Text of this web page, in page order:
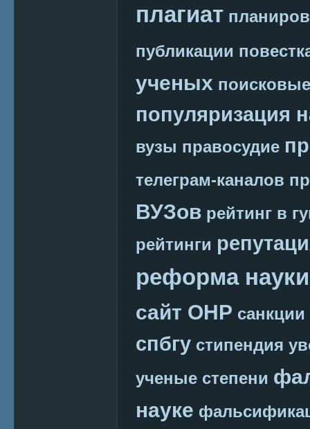
плагиат
публикации
ученых
популяризация
вузы правосудие
телеграм-каналов
ВУЗов рейтинг в
рейтинги
реформа науки
сайт ОНР санкции
спбгу стипендия
ученые степени
науке